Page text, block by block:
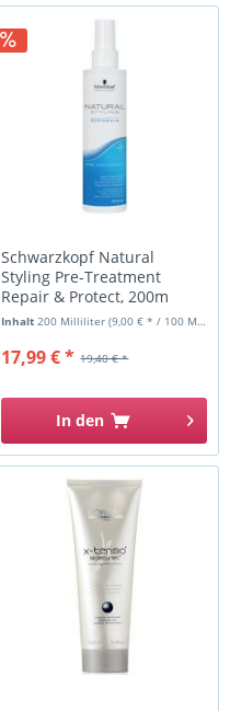
Schwarzkopf Natural
Styling Pre-Treatment
Repair & Protect, 200m
Inhalt200 Milliliter(9,00 € * / 100 Milliliter)
19,40 € *
17,99 € *
In den